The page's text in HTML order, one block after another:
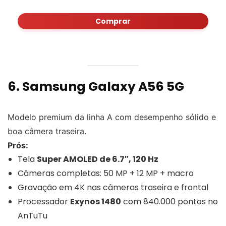
Comprar
6. Samsung Galaxy A56 5G
Modelo premium da linha A com desempenho sólido e
boa câmera traseira.
Prós:
Tela Super AMOLED de 6.7″, 120 Hz
Câmeras completas: 50 MP + 12 MP + macro
Gravação em 4K nas câmeras traseira e frontal
Processador Exynos 1480 com 840.000 pontos no
AnTuTu